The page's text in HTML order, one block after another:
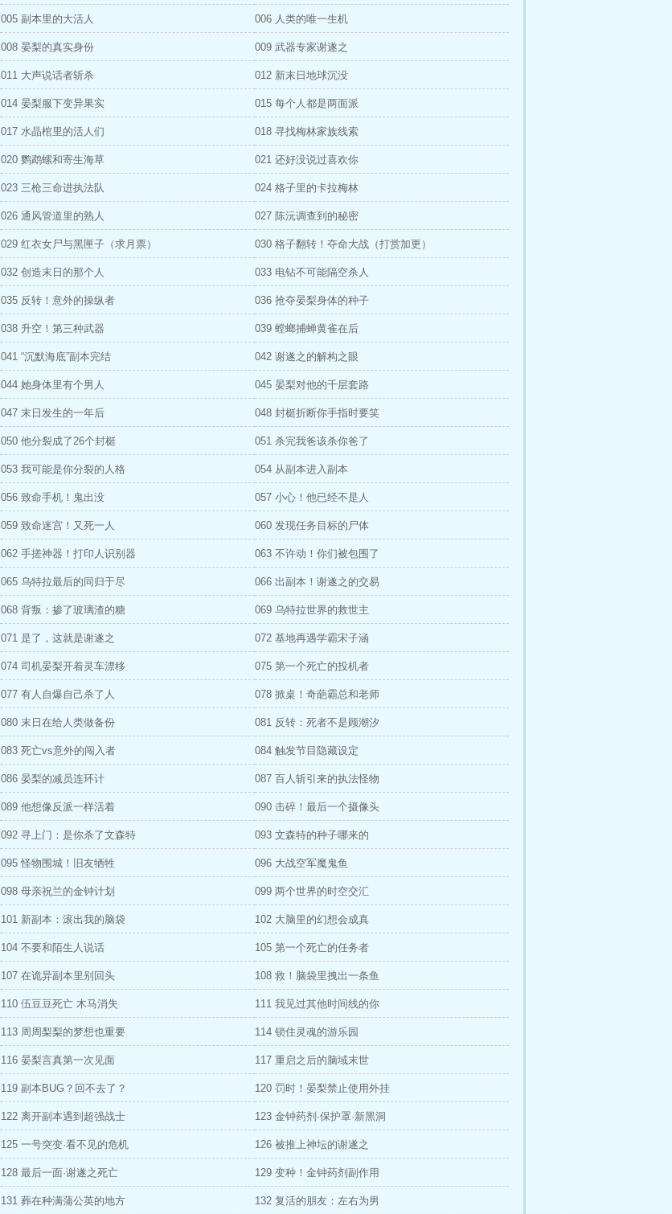
005 副本里的大活人 006 人类的唯一生机
008 晏梨的真实身份 009 武器专家谢遂之
011 大声说话者斩杀 012 新末日地球沉没
014 晏梨服下变异果实 015 每个人都是两面派
017 水晶棺里的活人们 018 寻找梅林家族线索
020 鹦鹉螺和寄生海草 021 还好没说过喜欢你
023 三枪三命进执法队 024 格子里的卡拉梅林
026 通风管道里的熟人 027 陈沅调查到的秘密
029 红衣女尸与黑匣子（求月票） 030 格子翻转！夺命大战（打赏加更）
032 创造末日的那个人 033 电钻不可能隔空杀人
035 反转！意外的操纵者 036 抢夺晏梨身体的种子
038 升空！第三种武器 039 螳螂捕蝉黄雀在后
041 “沉默海底”副本完结 042 谢遂之的解构之眼
044 她身体里有个男人 045 晏梨对他的千层套路
047 末日发生的一年后 048 封梃折断你手指时要笑
050 他分裂成了26个封梃 051 杀完我爸该杀你爸了
053 我可能是你分裂的人格 054 从副本进入副本
056 致命手机！鬼出没 057 小心！他已经不是人
059 致命迷宫！又死一人 060 发现任务目标的尸体
062 手搓神器！打印人识别器 063 不许动！你们被包围了
065 乌特拉最后的同归于尽 066 出副本！谢遂之的交易
068 背叛：掺了玻璃渣的糖 069 乌特拉世界的救世主
071 是了，这就是谢遂之 072 基地再遇学霸宋子涵
074 司机晏梨开着灵车漂移 075 第一个死亡的投机者
077 有人自爆自己杀了人 078 掀桌！奇葩霸总和老师
080 末日在给人类做备份 081 反转：死者不是顾潮汐
083 死亡vs意外的闯入者 084 触发节目隐藏设定
086 晏梨的减员连环计 087 百人斩引来的执法怪物
089 他想像反派一样活着 090 击碎！最后一个摄像头
092 寻上门：是你杀了文森特 093 文森特的种子哪来的
095 怪物围城！旧友牺牲 096 大战空军魔鬼鱼
098 母亲祝兰的金钟计划 099 两个世界的时空交汇
101 新副本：滚出我的脑袋 102 大脑里的幻想会成真
104 不要和陌生人说话 105 第一个死亡的任务者
107 在诡异副本里别回头 108 救！脑袋里拽出一条鱼
110 伍豆豆死亡 木马消失 111 我见过其他时间线的你
113 周周梨梨的梦想也重要 114 锁住灵魂的游乐园
116 晏梨言真第一次见面 117 重启之后的脑域末世
119 副本BUG？回不去了？ 120 罚时！晏梨禁止使用外挂
122 离开副本遇到超强战士 123 金钟药剂·保护罩·新黑洞
125 一号突变·看不见的危机 126 被推上神坛的谢遂之
128 最后一面·谢遂之死亡 129 变种！金钟药剂副作用
131 葬在种满蒲公英的地方 132 复活的朋友：左右为男